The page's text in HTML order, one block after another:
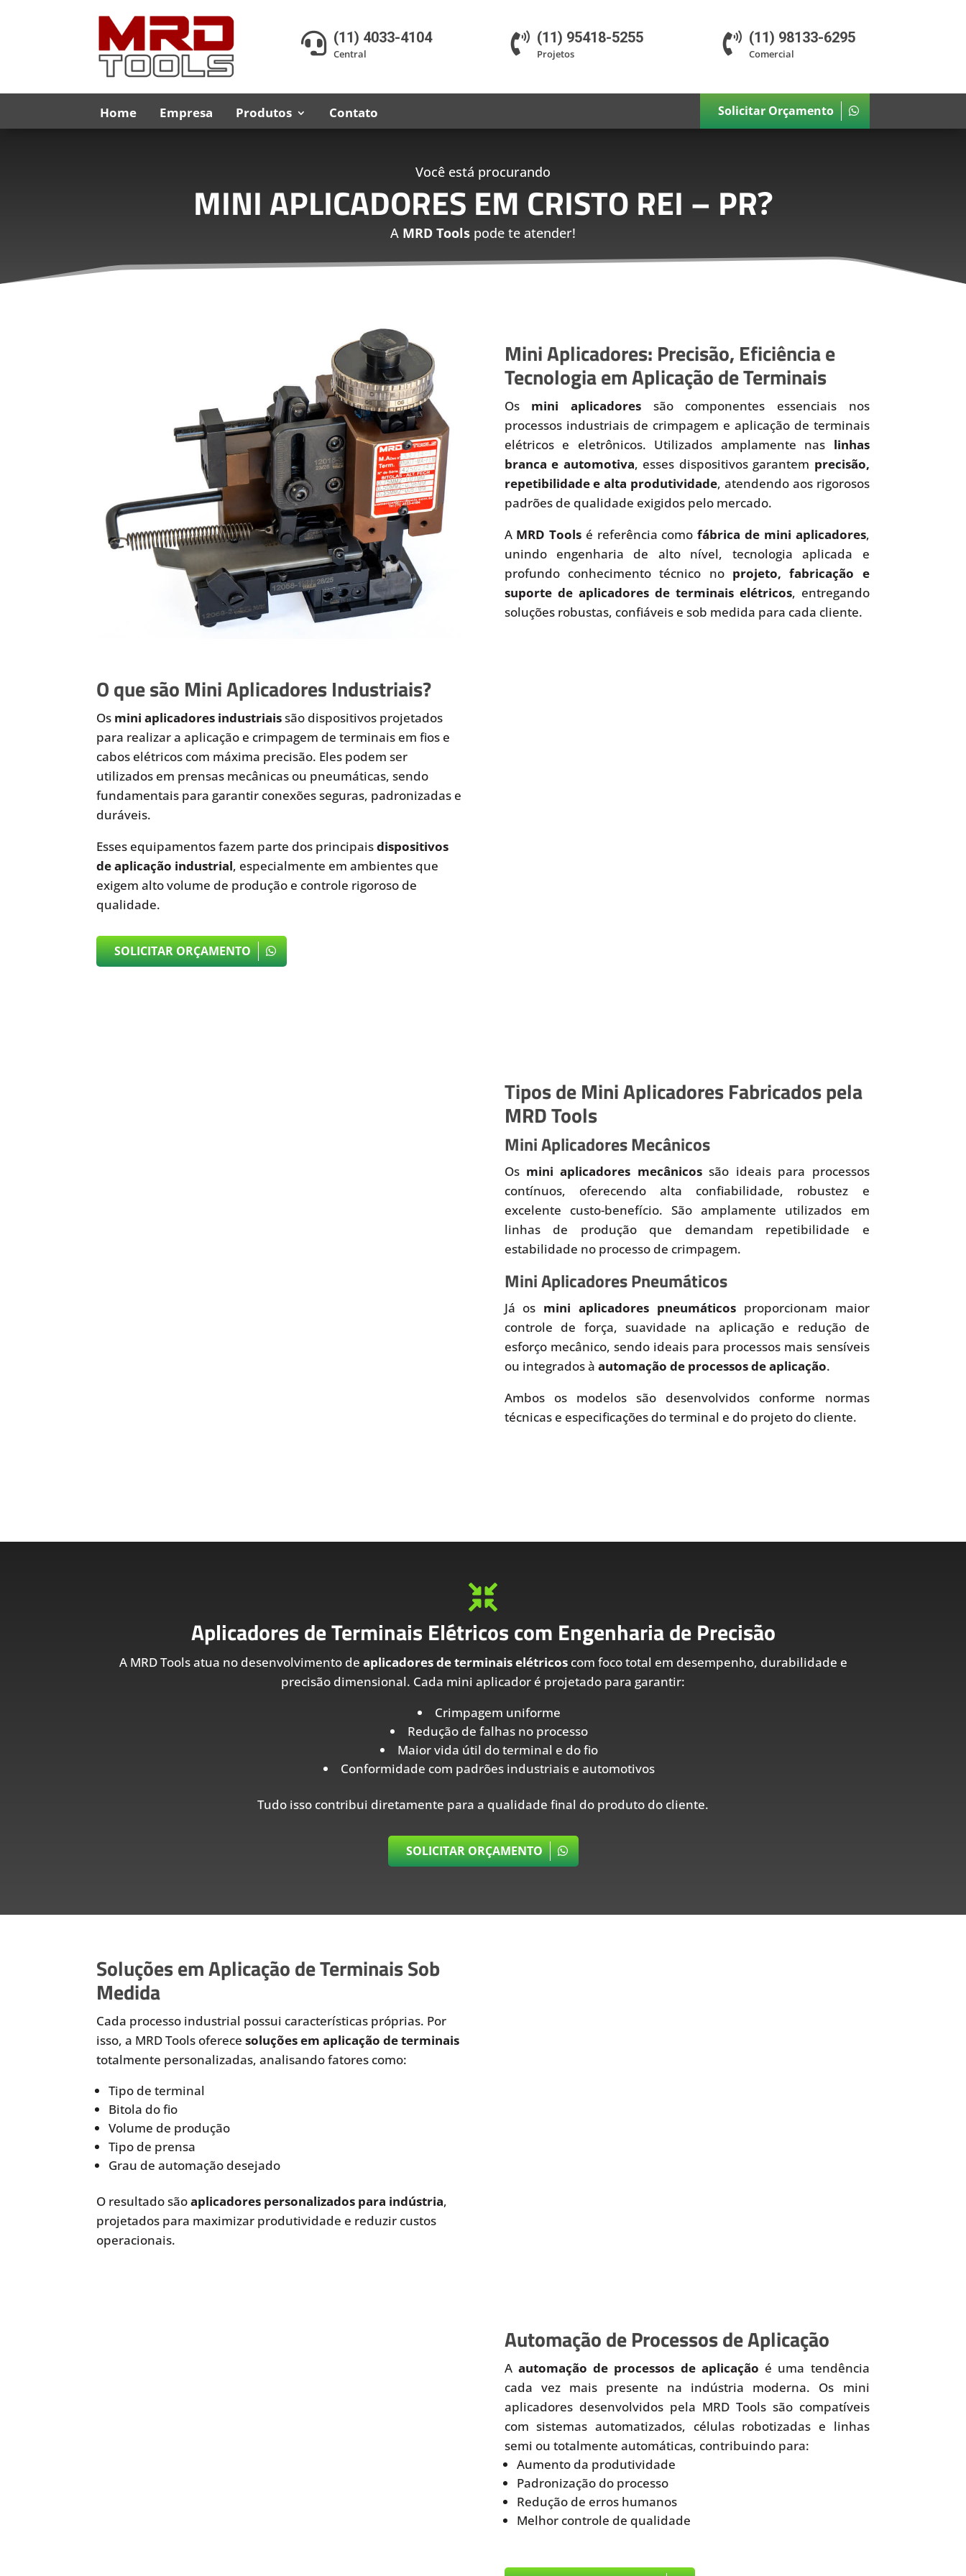
 (11) 4033-4104
Central  (11) 95418-5255
Projetos  (11) 98133-6295
Comercial
Home Empresa Produtos Contato Solicitar Orçamento
Você está procurando
MINI APLICADORES EM CRISTO REI – PR?
A MRD Tools pode te atender!
Mini Aplicadores: Precisão, Eficiência e
Tecnologia em Aplicação de Terminais
Os mini aplicadoressão componentes essenciais nos
processos industriais de crimpagem e aplicação de terminais
elétricos e eletrônicos. Utilizados amplamente nas linhas
branca e automotiva, esses dispositivos garantem precisão,
repetibilidade e alta produtividade, atendendo aos rigorosos
padrões de qualidade exigidos pelo mercado.
A MRD Tools é referência comofábrica de mini aplicadores,
unindo engenharia de alto nível, tecnologia aplicada e
profundo conhecimento técnico no projeto, fabricação e
suporte de aplicadores de terminais elétricos, entregando
soluções robustas, confiáveis e sob medida para cada cliente.
O que são Mini Aplicadores Industriais?
Os mini aplicadores industriaissão dispositivos projetados
para realizar a aplicação e crimpagem de terminais em fios e
cabos elétricos com máxima precisão. Eles podem ser
utilizados em prensas mecânicas ou pneumáticas, sendo
fundamentais para garantir conexões seguras, padronizadas e
duráveis.
Esses equipamentos fazem parte dos principaisdispositivos
de aplicação industrial, especialmente em ambientes que
exigem alto volume de produção e controle rigoroso de
qualidade.
SOLICITAR ORÇAMENTO
Tipos de Mini Aplicadores Fabricados pela
MRD Tools
Mini Aplicadores Mecânicos
Os mini aplicadores mecânicossão ideais para processos
contínuos, oferecendo alta confiabilidade, robustez e
excelente custo-benefício. São amplamente utilizados em
linhas de produção que demandam repetibilidade e
estabilidade no processo de crimpagem.
Mini Aplicadores Pneumáticos
Já os mini aplicadores pneumáticosproporcionam maior
controle de força, suavidade na aplicação e redução de
esforço mecânico, sendo ideais para processos mais sensíveis
ou integrados à automação de processos de aplicação.
Ambos os modelos são desenvolvidos conforme normas
técnicas e especificações do terminal e do projeto do cliente.

Aplicadores de Terminais Elétricos com Engenharia de Precisão
A MRD Tools atua no desenvolvimento de aplicadores de terminais elétricoscom foco total em desempenho, durabilidade e
precisão dimensional. Cada mini aplicador é projetado para garantir:
Crimpagem uniforme
Redução de falhas no processo
Maior vida útil do terminal e do fio
Conformidade com padrões industriais e automotivos
Tudo isso contribui diretamente para a qualidade final do produto do cliente.
SOLICITAR ORÇAMENTO
Soluções em Aplicação de Terminais Sob
Medida
Cada processo industrial possui características próprias. Por
isso, a MRD Tools oferecesoluções em aplicação de terminais
totalmente personalizadas, analisando fatores como:
Tipo de terminal
Bitola do fio
Volume de produção
Tipo de prensa
Grau de automação desejado
O resultado sãoaplicadores personalizados para indústria,
projetados para maximizar produtividade e reduzir custos
operacionais.
Automação de Processos de Aplicação
A automação de processos de aplicação é uma tendência
cada vez mais presente na indústria moderna. Os mini
aplicadores desenvolvidos pela MRD Tools são compatíveis
com sistemas automatizados, células robotizadas e linhas
semi ou totalmente automáticas, contribuindo para:
Aumento da produtividade
Padronização do processo
Redução de erros humanos
Melhor controle de qualidade